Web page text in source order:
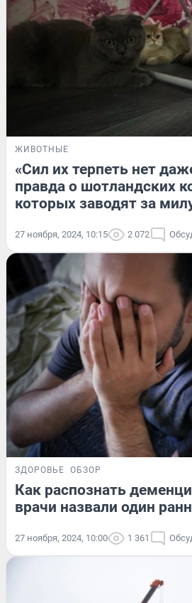
ЖИВОТНЫЕ
«Сил их терпеть нет
правда о шотландских
которых заводят за
27 ноября, 2024, 10:15 2 072
ЗДОРОВЬЕ ОБЗОР
Как распознать
врачи назвали один
27 ноября, 2024, 10:00 1 361